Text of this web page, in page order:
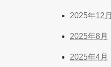
2025年12月
2025年8月
2025年4月